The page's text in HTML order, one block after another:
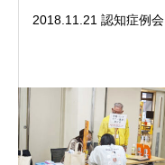
2018.11.21 認知症例会